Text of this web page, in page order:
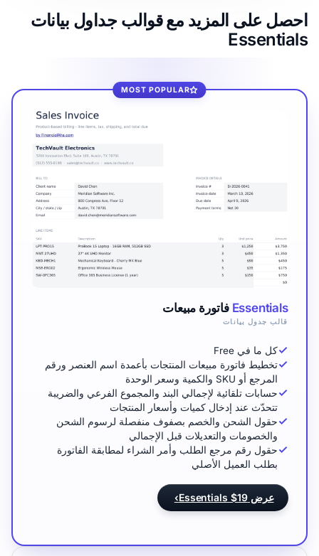
احصل على المزيد مع قوالب جداول بيانات
Essentials
MOST POPULAR
Essentials فاتورة مبيعات
قالب جدول بيانات
كل ما في Free
تخطيط فاتورة مبيعات المنتجات بأعمدة اسم العنصر ورقم
المرجع أو SKU والكمية وسعر الوحدة
حسابات تلقائية لإجمالي البند والمجموع الفرعي والضريبة
تتحدّث عند إدخال كميات وأسعار المنتجات
حقول الشحن والخصم بصفوف منفصلة لرسوم الشحن
والخصومات والتعديلات قبل الإجمالي
حقول رقم مرجع الطلب وأمر الشراء لمطابقة الفاتورة
بطلب العميل الأصلي
عرض Essentials $19 ›